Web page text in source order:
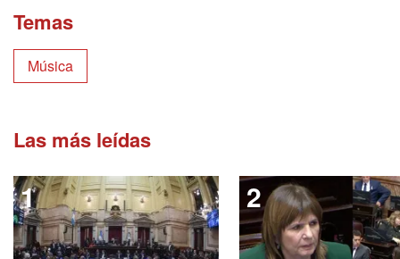
Temas
Música
Las más leídas